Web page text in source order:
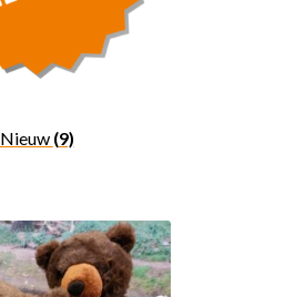
Nieuw (9)